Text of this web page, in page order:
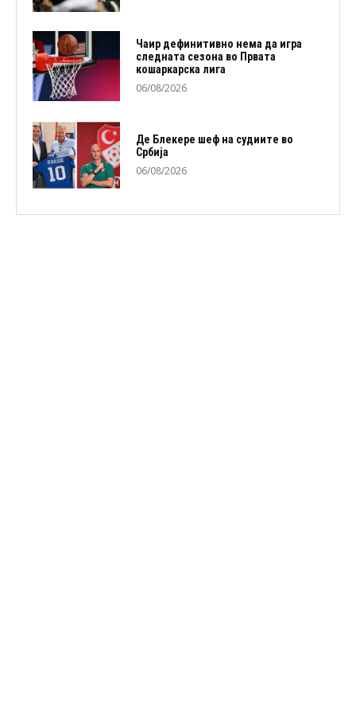
Чаир дефинитивно нема да игра
следната сезона во Првата
кошаркарска лига
06/08/2026
Де Блекере шеф на судиите во
Србија
06/08/2026